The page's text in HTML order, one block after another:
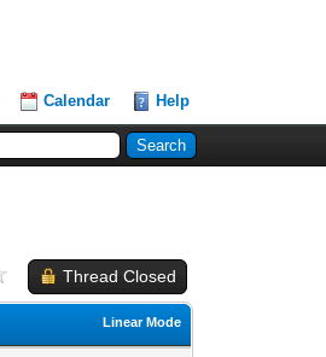
Calendar Help
Thread Closed
Linear Mode